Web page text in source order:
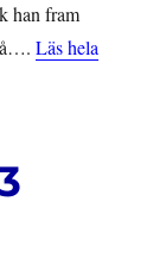
han fram
Läs hela